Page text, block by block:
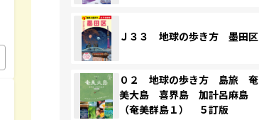
Ｊ３３ 地球の歩き方 墨田区
０２ 地球の歩き方 島旅 奄
美大島 喜界島 加計呂麻島
（奄美群島１） ５訂版